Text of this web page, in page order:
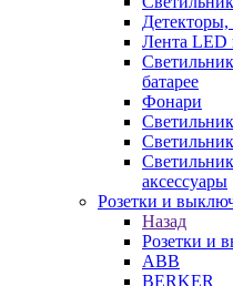
Лента LED
батарее
Фонари
аксессуары
Розетки и
Назад
Розетки и
ABB
BERKER